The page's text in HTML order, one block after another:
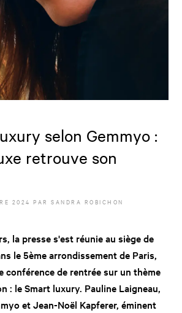
selon Gemmyo :
retrouve son
2024 PARSANDRA ROBICHON
la presse s'est réunie au siège de
le 5ème arrondissement de Paris,
conférence de rentrée sur un thème
: le Smart luxury. Pauline Laigneau,
et Jean-Noël Kapferer, éminent